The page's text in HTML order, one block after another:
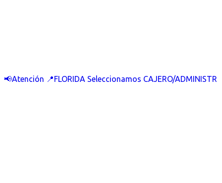
📢Atención 📍FLORIDA Seleccionamos CAJERO/ADMINISTR